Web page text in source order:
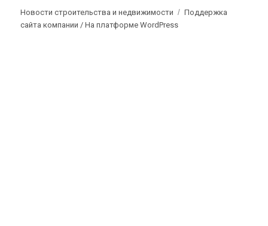
Новости строительства и недвижимости
Поддержка
сайта компании /На платформе WordPress